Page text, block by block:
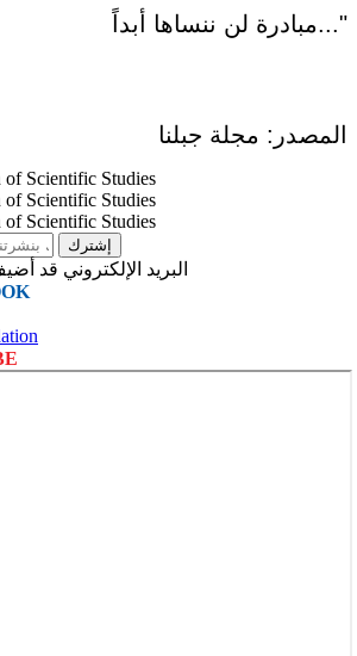
مبادرة لن ننساها أبداً..."
المصدر: مجلة جبلنا
البريد الإلكتروني قد